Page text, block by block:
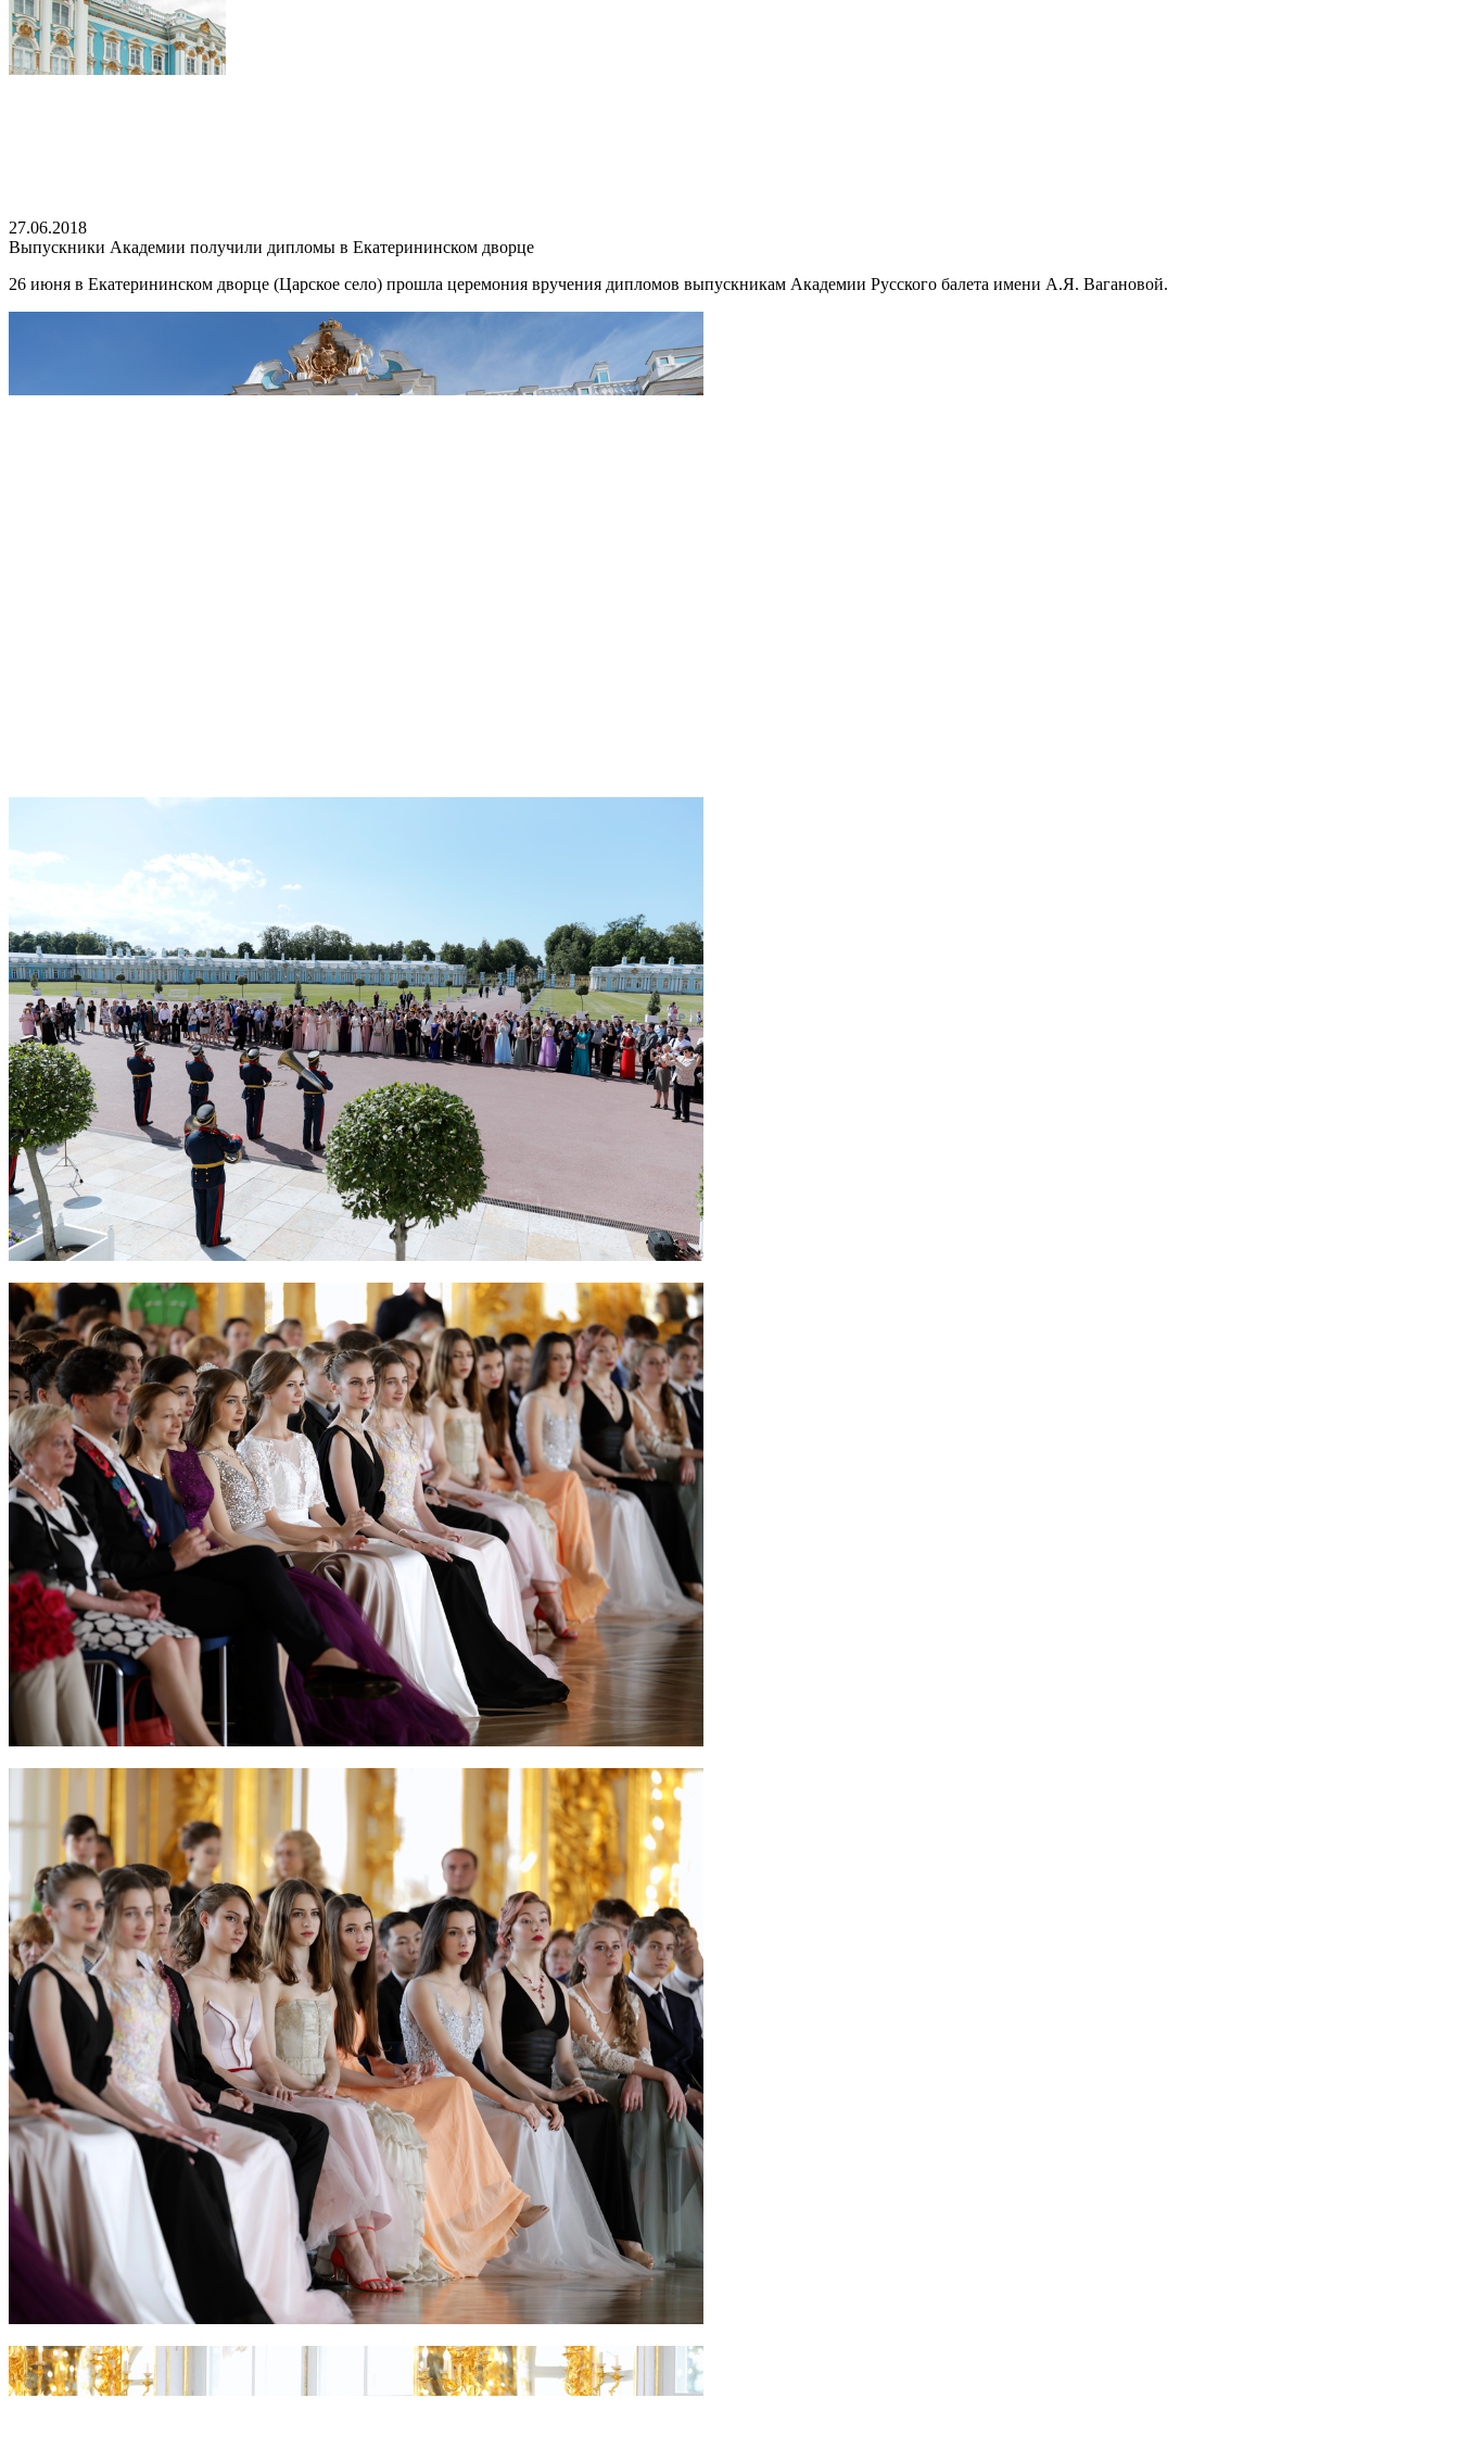
27.06.2018
Выпускники Академии получили дипломы в Екатерининском дворце
26 июня в Екатерининском дворце (Царское село) прошла церемония вручения дипломов выпускникам Академии Русского балета имени А.Я. Вагановой.